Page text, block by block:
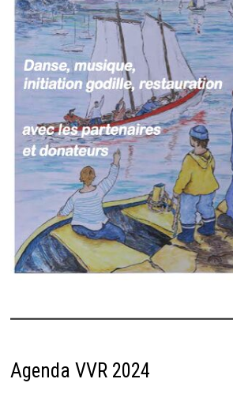
Agenda VVR 2024